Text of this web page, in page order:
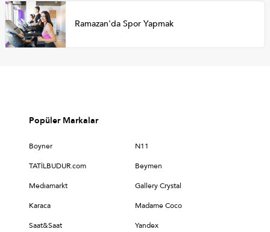
Ramazan'da Spor Yapmak
Popüler Markalar
Boyner N11
TATİLBUDUR.com Beymen
Medıamarkt Gallery Crystal
Karaca Madame Coco
Saat&Saat Yandex